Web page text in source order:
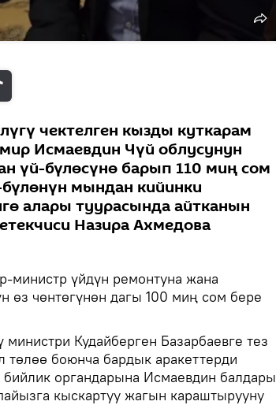
чектелген кызды куткарам
Исмаевдин Чүй облусунун
үй-бүлөсүнө барып 110 миң сом
мындан кийинки
алары туурасында айтканын
Назира Ахмедова
министр үйдүн ремонтуна жана
өз чөнтөгүнөн дагы 100 миң сом бере
Кудайберген Базарбаевге тез
төлөө боюнча бардык аракеттерди
бийлик органдарына Исмаевдин балдары
кыскартуу жагын караштырууну